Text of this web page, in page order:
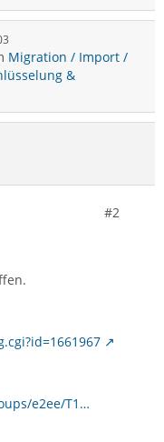
Migration / Import /
&
#2
e2ee/T1…